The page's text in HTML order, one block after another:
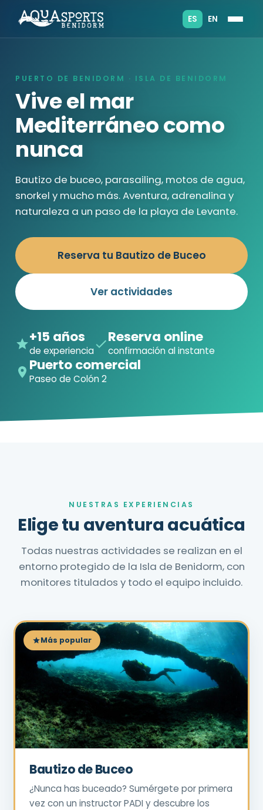
ES EN
PUERTO DE BENIDORM · ISLA DE BENIDORM
Vive el mar
Mediterráneo como
nunca
Bautizo de buceo, parasailing, motos de agua,
snorkel y mucho más. Aventura, adrenalina y
naturaleza a un paso de la playa de Levante.
Reserva tu Bautizo de Buceo
Ver actividades
+15 años
de experiencia
Reserva online
confirmación al instante
Puerto comercial
Paseo de Colón 2
NUESTRAS EXPERIENCIAS
Elige tu aventura acuática
Todas nuestras actividades se realizan en el
entorno protegido de la Isla de Benidorm, con
monitores titulados y todo el equipo incluido.
Más popular
Bautizo de Buceo
¿Nunca has buceado? Sumérgete por primera
vez con un instructor PADI y descubre los